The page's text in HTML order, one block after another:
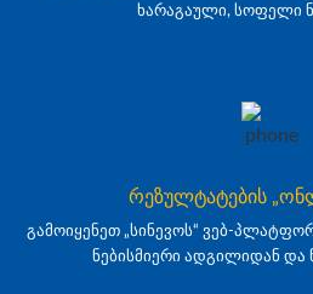
ხარაგაული, სოფელი
რეზულტატების
გამოიყენეთ „სინევოს“ ვებ-
ნებისმიერი ადგილიდან და